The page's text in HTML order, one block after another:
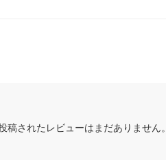
稿されたレビューはまだありません。